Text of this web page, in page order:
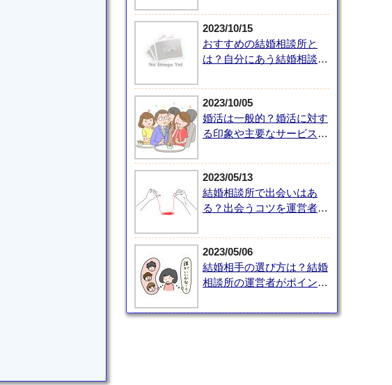
2023/10/15
おすすめの結婚相談所と
は？自分にあう結婚相談所
2023/10/05
婚活は一般的？婚活に対す
る印象や主要なサービス、
2023/05/13
結婚相談所で出会いはあ
る？出会うコツを運営者が
2023/05/06
結婚相手の選び方は？結婚
相談所の運営者がポイント